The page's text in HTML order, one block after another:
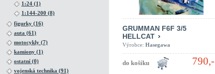
1:24 (1)
1:144-200 (8)
figurky (16)
auta (61)
motocykly (7)
kamiony (1)
ostatní (0)
vojenská technika (91)
GRUMMAN F6F 3/5
HELLCAT
Výrobce: Hasegawa
790,-